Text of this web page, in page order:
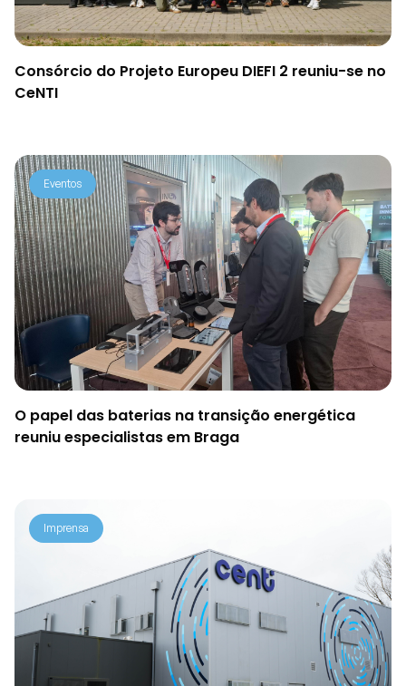
Consórcio do Projeto Europeu DIEFI 2 reuniu-se no
CeNTI
Eventos
O papel das baterias na transição energética
reuniu especialistas em Braga
Imprensa